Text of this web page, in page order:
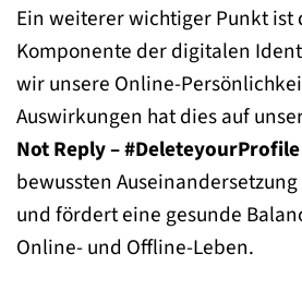
Ein weiterer wichtiger Punkt ist
Komponente der digitalen
wir unsere Online-
Auswirkungen hat dies auf
Not Reply – #DeleteyourProfile
bewussten
und fördert eine gesunde
Online- und Offline-Leben.